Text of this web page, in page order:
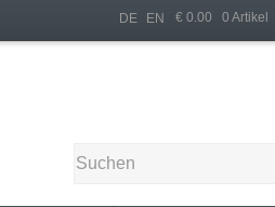
€ 0.00 0 Artikel
DE EN